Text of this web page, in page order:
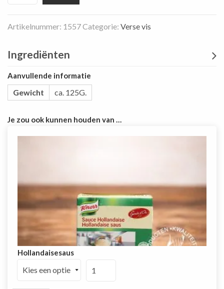
(ca
aantal
Artikelnummer: 1557Categorie: Verse vis
Ingrediënten
Aanvullende informatie
Gewicht ca. 125G.
Je zou ook kunnen houden van …
Hollandaisesaus